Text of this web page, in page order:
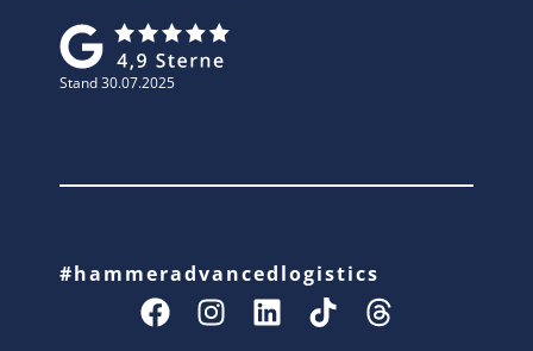
Stand 30.07.2025
#hammeradvancedlogistics